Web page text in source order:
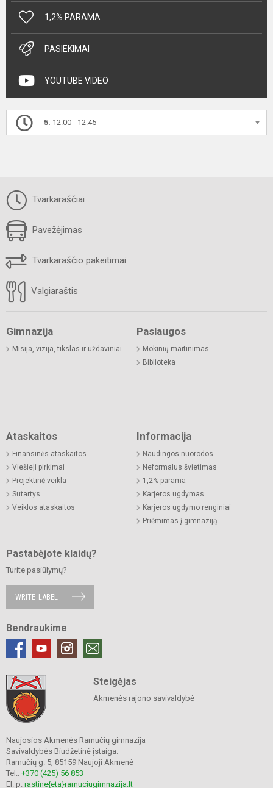
1,2% PARAMA
PASIEKIMAI
YOUTUBE VIDEO
5. 12.00 - 12.45
Tvarkaraščiai
Pavežėjimas
Tvarkaraščio pakeitimai
Valgiaraštis
Gimnazija
Misija, vizija, tikslas ir uždaviniai
Paslaugos
Mokinių maitinimas
Biblioteka
Ataskaitos
Finansinės ataskaitos
Viešieji pirkimai
Projektinė veikla
Sutartys
Veiklos ataskaitos
Informacija
Naudingos nuorodos
Neformalus švietimas
1,2% parama
Karjeros ugdymas
Karjeros ugdymo renginiai
Priėmimas į gimnaziją
Pastabėjote klaidų?
Turite pasiūlymų?
WRITE_LABEL
Bendraukime
Steigėjas
Akmenės rajono savivaldybė
Naujosios Akmenės Ramučių gimnazija
Savivaldybės Biudžetinė įstaiga.
Ramučių g. 5, 85159 Naujoji Akmenė
Tel.: +370 (425) 56 853
El. p. rastine{eta}ramuciugimnazija.lt